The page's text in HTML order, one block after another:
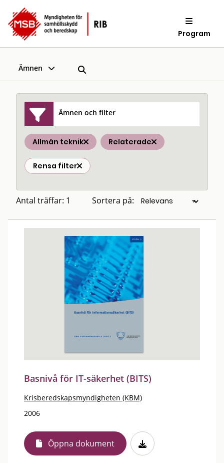
Program
Ämnen
Ämnen och filter
Allmän teknik Relaterade
Rensa filter
Antal träffar: 1 Sortera på:
Basnivå för IT-säkerhet (BITS)
Krisberedskapsmyndigheten (KBM)
2006
Öppna dokument